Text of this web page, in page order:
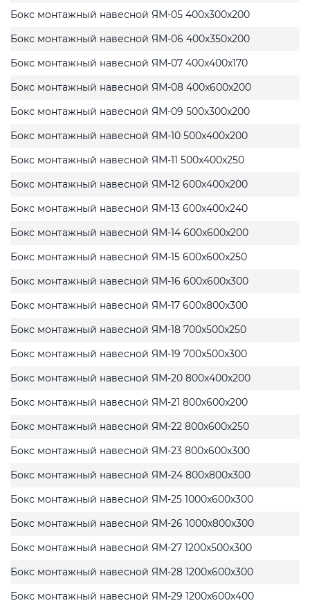
Бокс монтажный навесной ЯМ-05 400x300x200
Бокс монтажный навесной ЯМ-06 400x350x200
Бокс монтажный навесной ЯМ-07 400x400x170
Бокс монтажный навесной ЯМ-08 400x600x200
Бокс монтажный навесной ЯМ-09 500x300x200
Бокс монтажный навесной ЯМ-10 500x400x200
Бокс монтажный навесной ЯМ-11 500x400x250
Бокс монтажный навесной ЯМ-12 600x400x200
Бокс монтажный навесной ЯМ-13 600x400x240
Бокс монтажный навесной ЯМ-14 600x600x200
Бокс монтажный навесной ЯМ-15 600x600x250
Бокс монтажный навесной ЯМ-16 600x600x300
Бокс монтажный навесной ЯМ-17 600x800x300
Бокс монтажный навесной ЯМ-18 700x500x250
Бокс монтажный навесной ЯМ-19 700x500x300
Бокс монтажный навесной ЯМ-20 800x400x200
Бокс монтажный навесной ЯМ-21 800x600x200
Бокс монтажный навесной ЯМ-22 800x600x250
Бокс монтажный навесной ЯМ-23 800x600x300
Бокс монтажный навесной ЯМ-24 800x800x300
Бокс монтажный навесной ЯМ-25 1000x600x300
Бокс монтажный навесной ЯМ-26 1000x800x300
Бокс монтажный навесной ЯМ-27 1200x500x300
Бокс монтажный навесной ЯМ-28 1200x600x300
Бокс монтажный навесной ЯМ-29 1200x600x400